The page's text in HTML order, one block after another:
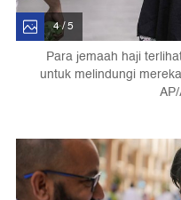
4 / 5
Para jemaah haji
untuk melindungi